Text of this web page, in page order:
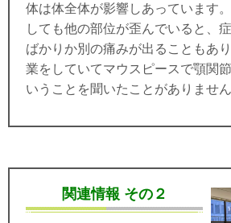
体は体全体が影響しあっています
しても他の部位が歪んでいると、
ばかりか別の痛みが出ることもあ
業をしていてマウスピースで顎関
いうことを聞いたことがありません
関連情報 その２